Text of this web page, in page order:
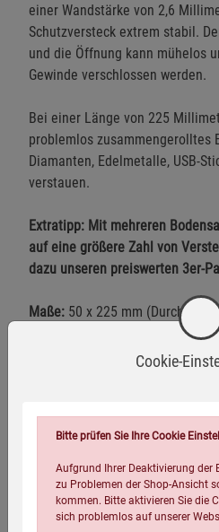
einer Wandstärke von 2,6
Schutzversteck extrem stabil.
und die Öffnung kann mühelos
Gewinde verschlossen werden.
Bei einer Länge von 225
problemlos zusammengerolltes
Diamanten, Edelmetalle, USB-
verstauen.
Extratipp: Mit mehreren
auf eine größere Zahl von
dazu unseren preiswerten 3er-
Maße: 50 x 225 mm
Innendurchmesser:45 mm
Warnhinweise /
Warnhinweise
Stellen Sie sicher,
sicher verschlossen ist, bevor
Cookie-
Bitte prüfen Sie Ihre Cookie
Aufgrund Ihrer Deaktivierung der
zu Problemen der Shop-Ansicht
kommen. Bitte aktivieren Sie die
sich problemlos auf unserer